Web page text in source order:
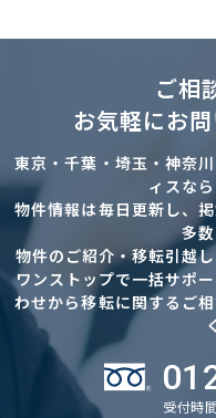
ご相
お気軽にお
東京・千葉・埼玉・神奈
ィスな
物件情報は毎日更新し、
多
物件のご紹介・移転引越
ワンストップで一括サポ
わせから移転に関するご
受付時